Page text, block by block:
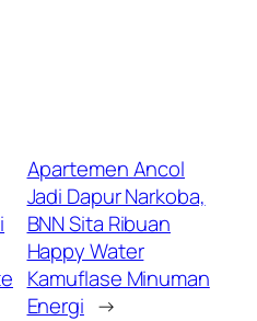
Apartemen Ancol
Jadi Dapur Narkoba,
BNN Sita Ribuan
Happy Water
Kamuflase Minuman
Energi →